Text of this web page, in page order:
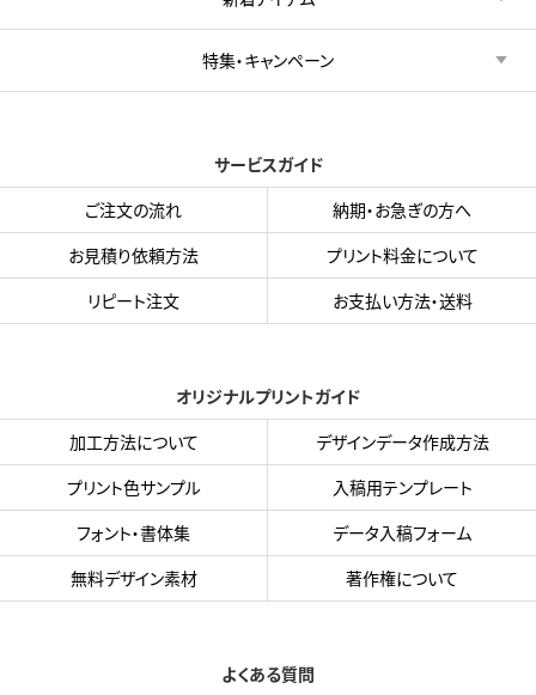
特集・キャンペーン
サービスガイド
ご注文の流れ
納期・お急ぎの方へ
お見積り依頼方法
プリント料金について
リピート注文
お支払い方法・送料
オリジナルプリントガイド
加工方法について
デザインデータ作成方法
プリント色サンプル
入稿用テンプレート
フォント・書体集
データ入稿フォーム
無料デザイン素材
著作権について
よくある質問